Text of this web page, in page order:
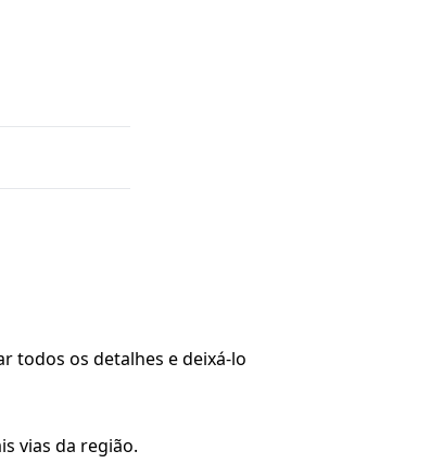
todos os detalhes e deixá-lo
vias da região.